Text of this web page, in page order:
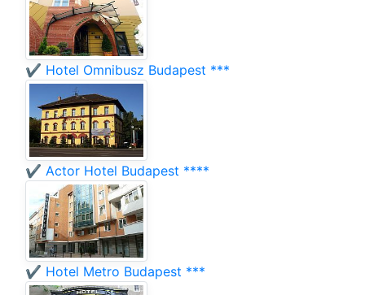
✔️ Hotel Omnibusz Budapest ***
✔️ Actor Hotel Budapest ****
✔️ Hotel Metro Budapest ***